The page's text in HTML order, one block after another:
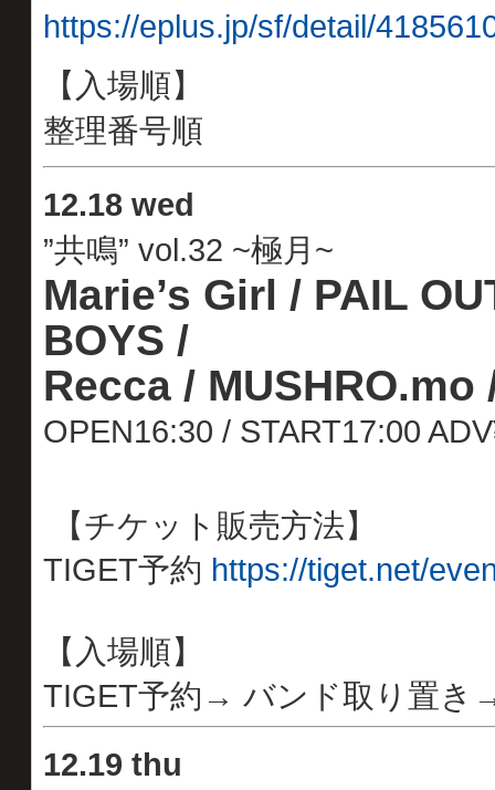
https://eplus.jp/sf/detail/
【入場順】
整理番号順
12.18 wed
”共鳴” vol.32 ~極月~
Marie’s Girl / PAIL
BOYS /
Recca / MUSHRO.mo
OPEN16:30 / START17:00
【チケット販売方法】
TIGET予約 https://tiget.net/
【入場順】
TIGET予約→ バンド取り置き
12.19 thu